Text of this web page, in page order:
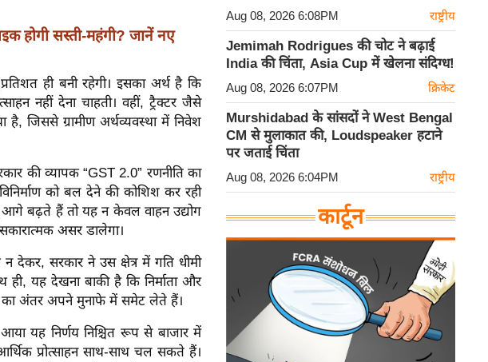
होगी सस्ती-महंगी? जानें नए
ही बनी रहेगी। इसका अर्थ है कि
नहीं देना चाहती। वहीं, ट्रैक्टर जैसे
जिससे ग्रामीण अर्थव्यवस्था में निवेश
की व्यापक “GST 2.0” रणनीति का
को बल देने की कोशिश कर रही
आगे बढ़ते हैं तो यह न केवल वाहन उद्योग
असर डालेगा।
देकर, सरकार ने उस क्षेत्र में गति धीमी
यह देखना बाकी है कि निर्माता और
का अंतर अपने मुनाफे में समेट लेते हैं।
यह निर्णय निश्चित रूप से बाजार में
प्रोत्साहन साथ-साथ चल सकते हैं।
Aug 08, 2026 6:08PM राष्ट्रीय
Jemimah Rodrigues की चोट ने बढ़ाई
India की चिंता, Asia Cup में खेलना संदिग्ध!
Aug 08, 2026 6:07PM क्रिकेट
Murshidabad के सांसदों ने West Bengal
CM से मुलाकात की, Loudspeaker हटाने
पर जताई चिंता
Aug 08, 2026 6:04PM राष्ट्रीय
कार्टून